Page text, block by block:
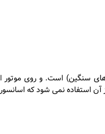
است. و روی موتور
استفاده نمی شود که